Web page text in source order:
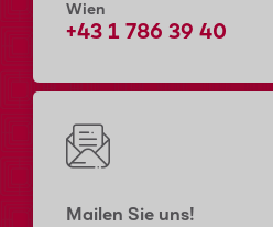
Wien
+43 1 786 39 40
Mailen Sie uns!